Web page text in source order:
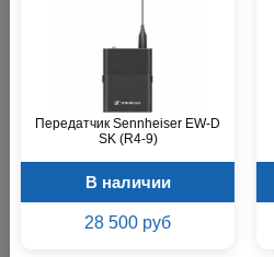
Передатчик Sennheiser EW-D
SK (R4-9)
В наличии
28 500 руб
Передатчик KLARK TEKNIK
DW 20T
Звоните
11 500 р.